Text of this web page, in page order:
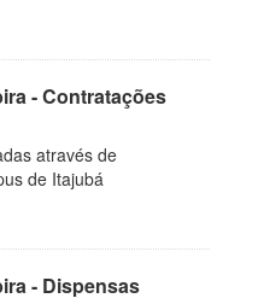
- Contratações
através de
de Itajubá
- Dispensas